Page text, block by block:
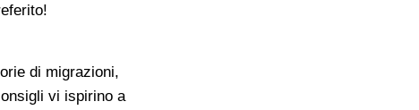
di migrazioni,
vi ispirino a